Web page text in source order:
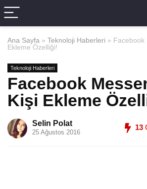
Ana Sayfa » Teknoloji Haberleri » Facebook
Ekleme Özelliği!
Teknoloji Haberleri
Facebook
Kişi Ekleme
Selin Polat
25 Ağustos 2016
13